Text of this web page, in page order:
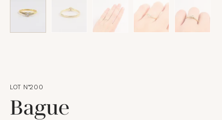
LOT N°200
Bague